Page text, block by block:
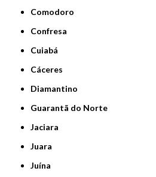
Comodoro
Confresa
Cuiabá
Cáceres
Diamantino
Guarantã do Norte
Jaciara
Juara
Juína